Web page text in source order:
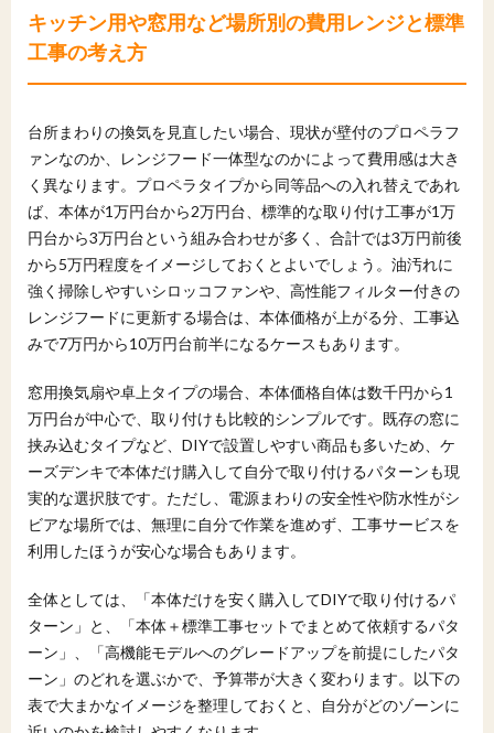
キッチン用や窓用など場所別の費用レンジと標準
工事の考え方
台所まわりの換気を見直したい場合、現状が壁付のプロペラフ
ァンなのか、レンジフード一体型なのかによって費用感は大き
く異なります。プロペラタイプから同等品への入れ替えであれ
ば、本体が1万円台から2万円台、標準的な取り付け工事が1万
円台から3万円台という組み合わせが多く、合計では3万円前後
から5万円程度をイメージしておくとよいでしょう。油汚れに
強く掃除しやすいシロッコファンや、高性能フィルター付きの
レンジフードに更新する場合は、本体価格が上がる分、工事込
みで7万円から10万円台前半になるケースもあります。
窓用換気扇や卓上タイプの場合、本体価格自体は数千円から1
万円台が中心で、取り付けも比較的シンプルです。既存の窓に
挟み込むタイプなど、DIYで設置しやすい商品も多いため、ケ
ーズデンキで本体だけ購入して自分で取り付けるパターンも現
実的な選択肢です。ただし、電源まわりの安全性や防水性がシ
ビアな場所では、無理に自分で作業を進めず、工事サービスを
利用したほうが安心な場合もあります。
全体としては、「本体だけを安く購入してDIYで取り付けるパ
ターン」と、「本体＋標準工事セットでまとめて依頼するパタ
ーン」、「高機能モデルへのグレードアップを前提にしたパタ
ーン」のどれを選ぶかで、予算帯が大きく変わります。以下の
表で大まかなイメージを整理しておくと、自分がどのゾーンに